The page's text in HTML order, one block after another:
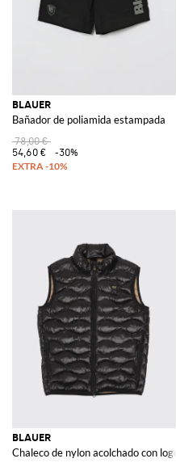
BLAUER
Bañador de poliamida estampada
78,00 €
54,60 €
-30%
BLAUER
Chaleco de nylon acolchado con logo